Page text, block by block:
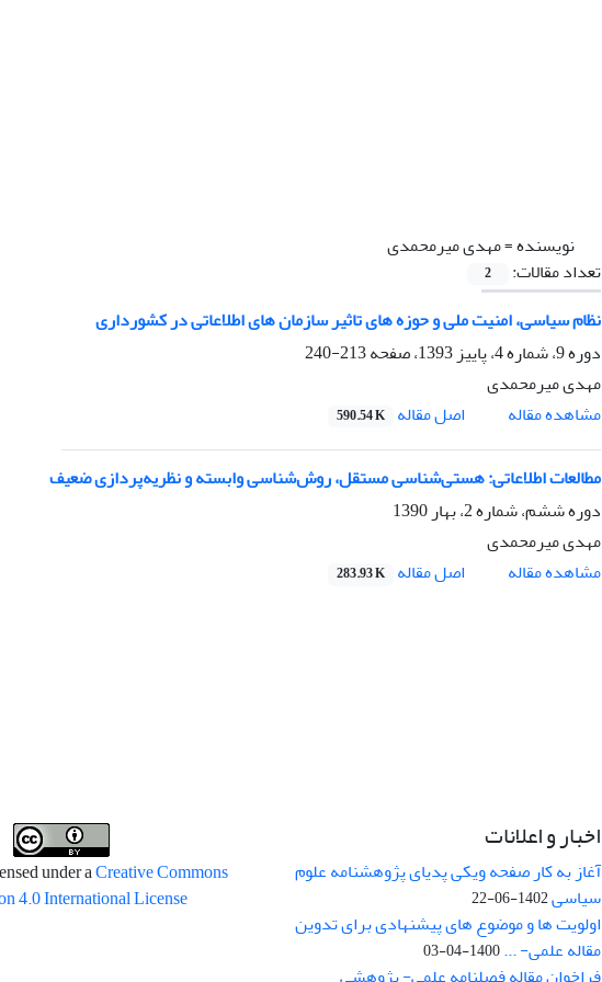
نویسنده =مهدی میرمحمدی
تعداد مقالات:
2
نظام سیاسی، امنیت ملی و حوزه های تاثیر سازمان های اطلاعاتی در کشورداری
دوره 9، شماره 4، پاییز 1393، صفحه
213-240
مهدی میرمحمدی
مشاهده مقاله
اصل مقاله 590.54 K
مطالعات اطلاعاتی: هستی‌شناسی مستقل، روش‌شناسی وابسته و نظریه‌پردازی ضعیف
دوره ششم، شماره 2، بهار 1390
مهدی میرمحمدی
مشاهده مقاله
اصل مقاله 283.93 K
اخبار و اعلانات
آغاز به کار صفحه ویکی پدیای پژوهشنامه علوم
سیاسی1402-06-22
اولویت ها و موضوع های پیشنهادی برای تدوین
مقاله علمی- ...1400-04-03
under aCreative Commons
4.0 International License